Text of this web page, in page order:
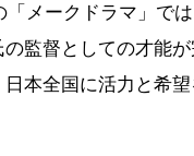
メークドラマ」で
監督としての才能
本全国に活力と希